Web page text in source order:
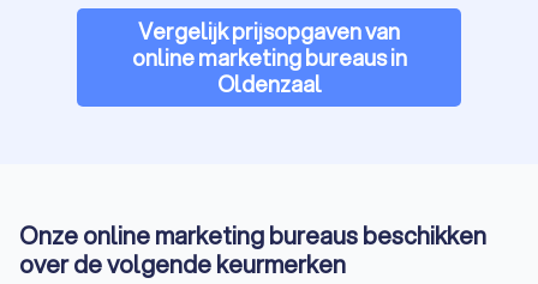
Vergelijk prijsopgaven van
online marketing bureaus in
Oldenzaal
Onze online marketing bureaus beschikken
over de volgende keurmerken